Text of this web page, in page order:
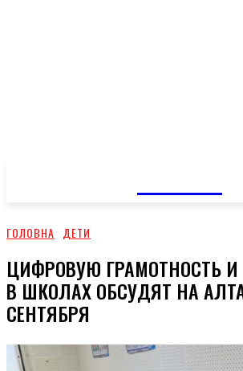
ГОЛОВНА ДЕТИ
ЦИФРОВУЮ ГРАМОТНОСТЬ И
В ШКОЛАХ ОБСУДЯТ НА
СЕНТЯБРЯ